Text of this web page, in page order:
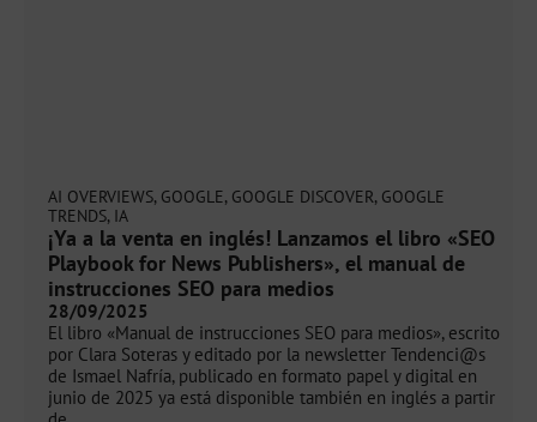
AI OVERVIEWS, GOOGLE, GOOGLE DISCOVER, GOOGLE
TRENDS, IA
¡Ya a la venta en inglés! Lanzamos el libro «SEO
Playbook for News Publishers», el manual de
instrucciones SEO para medios
28/09/2025
El libro «Manual de instrucciones SEO para medios», escrito
por Clara Soteras y editado por la newsletter Tendenci@s
de Ismael Nafría, publicado en formato papel y digital en
junio de 2025 ya está disponible también en inglés a partir